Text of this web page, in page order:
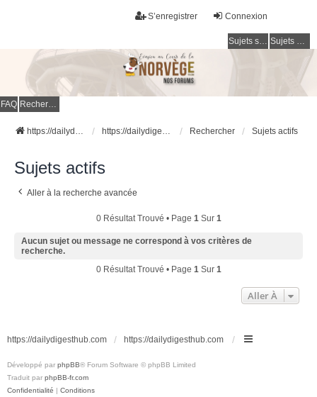
Connexion
S’enregistrer
Sujets sans réponse Sujets actifs
FAQ Rechercher
https://dailydigesthub.com https://dailydigesthub.com Rechercher Sujets actifs
Sujets actifs
Aller à la recherche avancée
0 Résultat Trouvé • Page 1Sur 1
Aucun sujet ou message ne correspond à vos critères de
recherche.
0 Résultat Trouvé • Page 1Sur 1
Aller À
https://dailydigesthub.com https://dailydigesthub.com
Développé par phpBB® Forum Software © phpBB Limited
Traduit par phpBB-fr.com
Confidentialité | Conditions